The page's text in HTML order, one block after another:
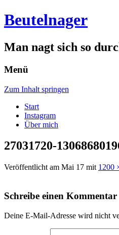
Beutelnager
Man nagt sich so
Menü
Zum Inhalt springen
Start
Instagram
Über mich
27031720-
Veröffentlicht am Mai 17 mit 1200
Schreibe einen Kommentar
Deine E-Mail-Adresse wird nicht